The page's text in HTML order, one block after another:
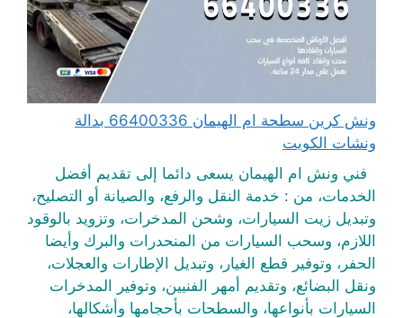
ونش كرين سطحة ام الهيمان 66400336 بدالة
ونشات الكويت
فني ونش ام الهيمان يسعى دائما إلى تقديم أفضل
الخدمات، من : خدمة النقل والرفع، والصيانة أو التصليح،
وتبديل زيت السيارات، وشحن المدخرات، وتزويد بالوقود
اللازم، وسحب السيارات من المنحدرات والبرك وأيضا
الحفر، وتوفير قطع الغيار، وتبديل الإطارات والعجلات،
ونقل البضائع، وتقديم أمهر الفنيين، وتوفير المدخرات
السيارات بأنواعها، والسطحات بأحجامها وأشكالها،